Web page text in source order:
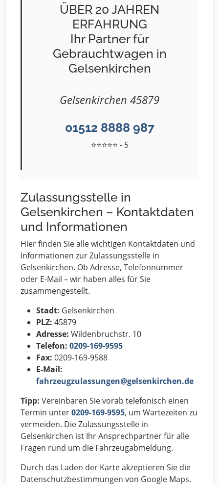
ÜBER 20 JAHREN
ERFAHRUNG
Ihr Partner für
Gebrauchtwagen in
Gelsenkirchen
Gelsenkirchen 45879
01512 8888 987
⭐⭐⭐⭐⭐ - 5
Zulassungsstelle in
Gelsenkirchen – Kontaktdaten
und Informationen
Hier finden Sie alle wichtigen Kontaktdaten und
Informationen zur Zulassungsstelle in
Gelsenkirchen. Ob Adresse, Telefonnummer
oder E-Mail – wir haben alles für Sie
zusammengestellt.
Stadt: Gelsenkirchen
PLZ: 45879
Adresse: Wildenbruchstr. 10
Telefon: 0209-169-9595
Fax: 0209-169-9588
E-Mail:
fahrzeugzulassungen@gelsenkirchen.de
Tipp: Vereinbaren Sie vorab telefonisch einen
Termin unter0209-169-9595, um Wartezeiten zu
vermeiden. Die Zulassungsstelle in
Gelsenkirchen ist Ihr Ansprechpartner für alle
Fragen rund um die Fahrzeugabmeldung.
Durch das Laden der Karte akzeptieren Sie die
Datenschutzbestimmungen von Google Maps.